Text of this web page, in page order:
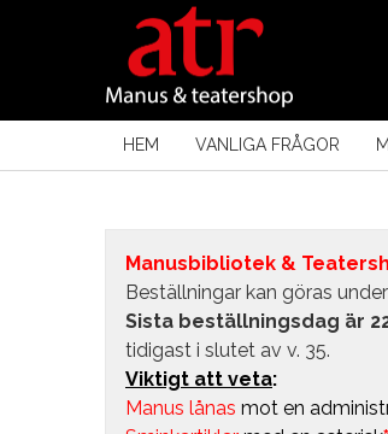
HEM VANLIGA FRÅGOR
Manusbibliotek &
Beställningar kan göras
Sista beställningsdag är
tidigast i slutet av v. 35.
Viktigt att veta:
Manus lånas mot en